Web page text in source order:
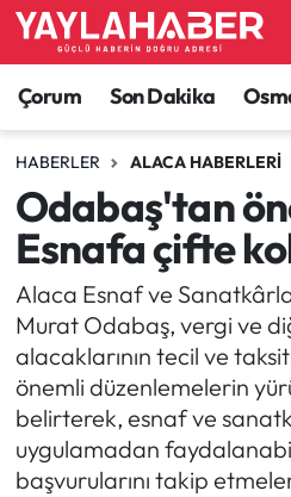
Çorum Son Dakika
HABERLER ALACA HABERLERI
Odabaş'tan
Esnafa çifte
Alaca Esnaf ve
Murat Odabaş, vergi ve
alacaklarının tecil ve
önemli düzenlemelerin
belirterek, esnaf ve
uygulamadan
başvurularını takip
Alaca Haberleri
Bayat Haberleri
Bilgi - Keşfet Haberleri
Bilim ve Teknoloji
Boğazkale Haberleri
Çorum Haberleri
Çorum Son Dakika
Çorum Nöbetçi
Çorum Hava Durumu
Çorum Namaz Vakitleri
Çorum Trafik Yoğunluk
TFF 1.Lig Puan Durumu
Tüm Manşetler
Son Dakika Haberleri